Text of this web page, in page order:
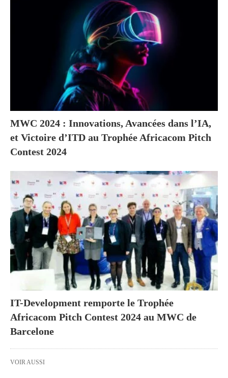
MWC 2024 : Innovations, Avancées dans l’IA,
et Victoire d’ITD au Trophée Africacom Pitch
Contest 2024
IT-Development remporte le Trophée
Africacom Pitch Contest 2024 au MWC de
Barcelone
VOIR AUSSI